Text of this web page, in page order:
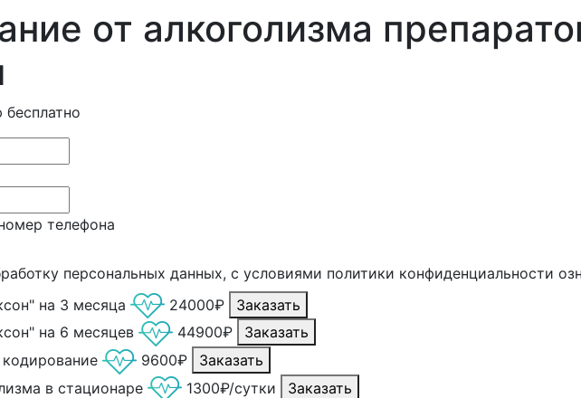
от алкоголизма
бесплатно
телефона
персональных данных, с условиями политики конфиденциальности
на 3 месяца
24000₽
Заказать
на 6 месяцев
44900₽
Заказать
9600₽
Заказать
в стационаре
1300₽/сутки Заказать